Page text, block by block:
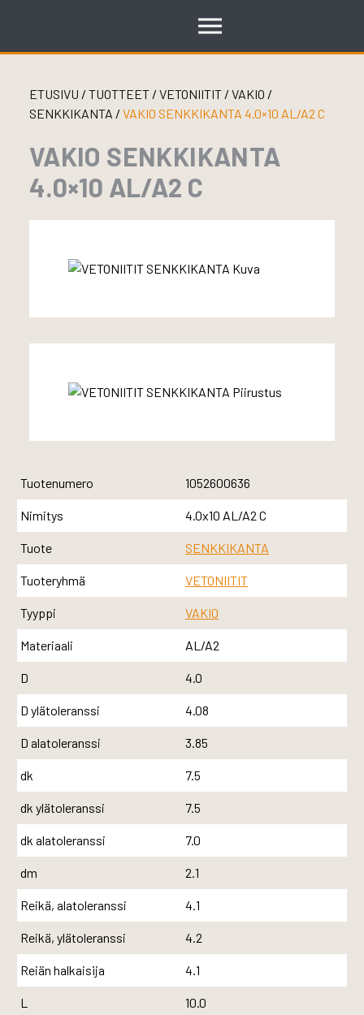
ETUSIVU / TUOTTEET/ VETONIITIT / VAKIO /
SENKKIKANTA / VAKIO SENKKIKANTA 4.0×10 AL/A2 C
VAKIO SENKKIKANTA
4.0×10 AL/A2 C
Tuotenumero 1052600636
Nimitys 4.0x10 AL/A2 C
Tuote SENKKIKANTA
Tuoteryhmä VETONIITIT
Tyyppi VAKIO
Materiaali AL/A2
D 4.0
D ylätoleranssi 4.08
D alatoleranssi 3.85
dk 7.5
dk ylätoleranssi 7.5
dk alatoleranssi 7.0
dm 2.1
Reikä, alatoleranssi 4.1
Reikä, ylätoleranssi 4.2
Reiän halkaisija 4.1
L 10.0